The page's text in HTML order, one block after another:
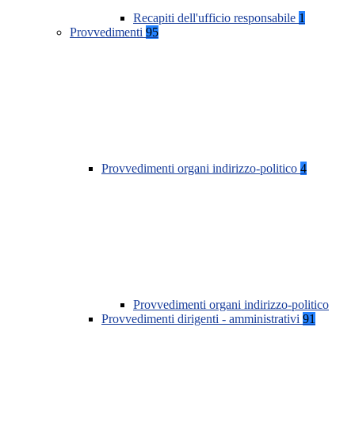
Recapiti dell'ufficio responsabile 1
Provvedimenti 95
Provvedimenti organi indirizzo-politico 4
Provvedimenti organi indirizzo-politico
Provvedimenti dirigenti - amministrativi 91